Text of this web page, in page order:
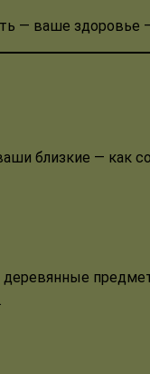
— ваше здоровье
близкие — как
деревянные